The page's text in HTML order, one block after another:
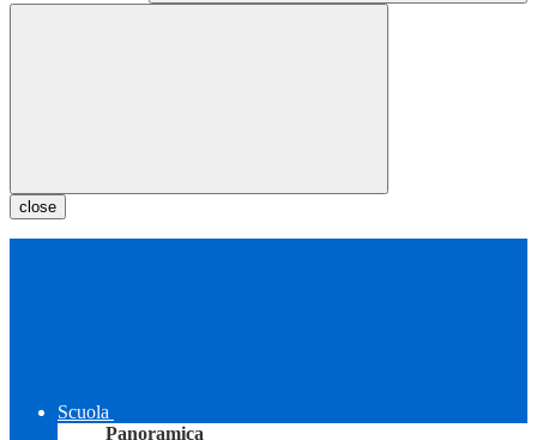
close
Scuola
Panoramica